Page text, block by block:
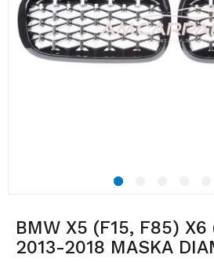
1
BMW X5 (F15, F85) X6
2013-2018 MASKA